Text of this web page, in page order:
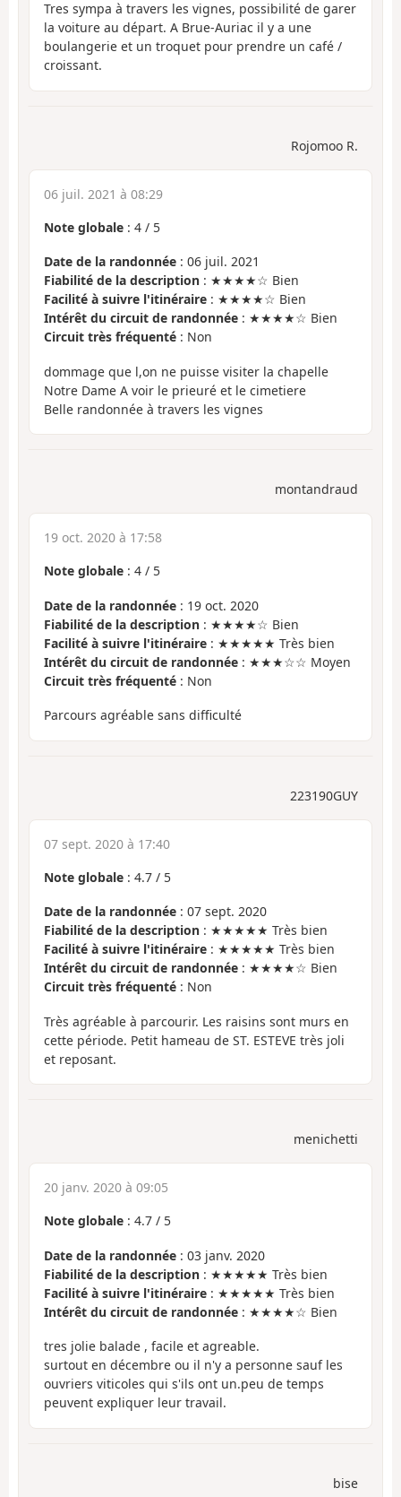
Tres sympa à travers les vignes, possibilité de garer
la voiture au départ. A Brue-Auriac il y a une
boulangerie et un troquet pour prendre un café /
croissant.
Rojomoo R.
06 juil. 2021 à 08:29
Note globale : 4 / 5
Date de la randonnée : 06 juil. 2021
Fiabilité de la description : ★★★★☆ Bien
Facilité à suivre l'itinéraire : ★★★★☆ Bien
Intérêt du circuit de randonnée : ★★★★☆ Bien
Circuit très fréquenté : Non
dommage que l,on ne puisse visiter la chapelle
Notre Dame A voir le prieuré et le cimetiere
Belle randonnée à travers les vignes
montandraud
19 oct. 2020 à 17:58
Note globale : 4 / 5
Date de la randonnée : 19 oct. 2020
Fiabilité de la description : ★★★★☆ Bien
Facilité à suivre l'itinéraire : ★★★★★ Très bien
Intérêt du circuit de randonnée : ★★★☆☆ Moyen
Circuit très fréquenté : Non
Parcours agréable sans difficulté
223190GUY
07 sept. 2020 à 17:40
Note globale : 4.7 / 5
Date de la randonnée : 07 sept. 2020
Fiabilité de la description : ★★★★★ Très bien
Facilité à suivre l'itinéraire : ★★★★★ Très bien
Intérêt du circuit de randonnée : ★★★★☆ Bien
Circuit très fréquenté : Non
Très agréable à parcourir. Les raisins sont murs en
cette période. Petit hameau de ST. ESTEVE très joli
et reposant.
menichetti
20 janv. 2020 à 09:05
Note globale : 4.7 / 5
Date de la randonnée : 03 janv. 2020
Fiabilité de la description : ★★★★★ Très bien
Facilité à suivre l'itinéraire : ★★★★★ Très bien
Intérêt du circuit de randonnée : ★★★★☆ Bien
tres jolie balade , facile et agreable.
surtout en décembre ou il n'y a personne sauf les
ouvriers viticoles qui s'ils ont un.peu de temps
peuvent expliquer leur travail.
bise